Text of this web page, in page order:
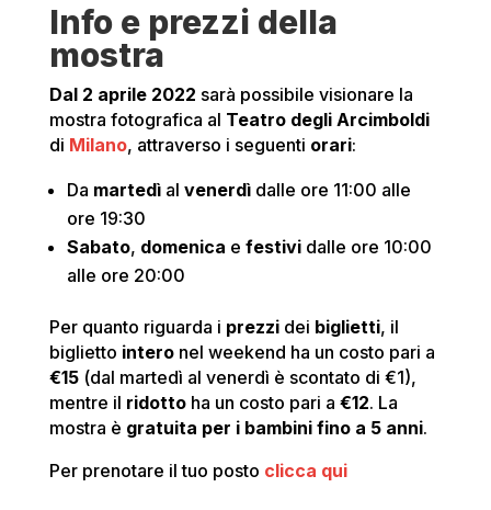
Info e prezzi della
mostra
Dal 2 aprile 2022 sarà possibile visionare la
mostra fotografica al Teatro degli Arcimboldi
di Milano, attraverso i seguenti orari:
Da martedìal venerdìdalle ore 11:00 alle
ore 19:30
Sabato, domenica e festividalle ore 10:00
alle ore 20:00
Per quanto riguarda i prezzidei biglietti, il
biglietto interonel weekend ha un costo pari a
€15(dal martedì al venerdì è scontato di €1),
mentre il ridottoha un costo pari a €12. La
mostra è gratuita per i bambini fino a 5 anni.
Per prenotare il tuo posto clicca qui